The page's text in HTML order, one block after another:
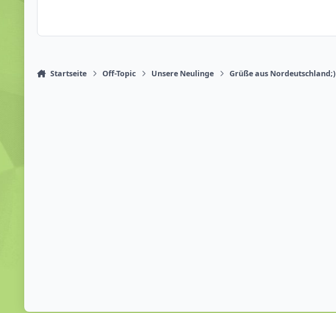
Startseite Off-Topic Unsere Neulinge Grüße aus Nordeutschland;)